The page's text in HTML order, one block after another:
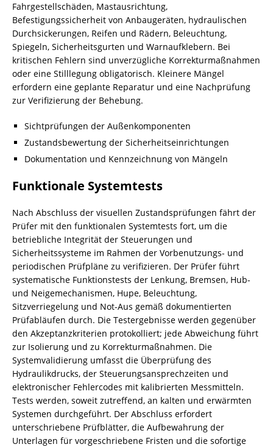
Fahrgestellschäden, Mastausrichtung,
Befestigungssicherheit von Anbaugeräten, hydraulischen
Durchsickerungen, Reifen und Rädern, Beleuchtung,
Spiegeln, Sicherheitsgurten und Warnaufklebern. Bei
kritischen Fehlern sind unverzügliche Korrekturmaßnahmen
oder eine Stilllegung obligatorisch. Kleinere Mängel
erfordern eine geplante Reparatur und eine Nachprüfung
zur Verifizierung der Behebung.
Sichtprüfungen der Außenkomponenten
Zustandsbewertung der Sicherheitseinrichtungen
Dokumentation und Kennzeichnung von Mängeln
Funktionale Systemtests
Nach Abschluss der visuellen Zustandsprüfungen fährt der
Prüfer mit den funktionalen Systemtests fort, um die
betriebliche Integrität der Steuerungen und
Sicherheitssysteme im Rahmen der Vorbenutzungs- und
periodischen Prüfpläne zu verifizieren. Der Prüfer führt
systematische Funktionstests der Lenkung, Bremsen, Hub-
und Neigemechanismen, Hupe, Beleuchtung,
Sitzverriegelung und Not-Aus gemäß dokumentierten
Prüfabläufen durch. Die Testergebnisse werden gegenüber
den Akzeptanzkriterien protokolliert; jede Abweichung führt
zur Isolierung und zu Korrekturmaßnahmen. Die
Systemvalidierung umfasst die Überprüfung des
Hydraulikdrucks, der Steuerungsansprechzeiten und
elektronischer Fehlercodes mit kalibrierten Messmitteln.
Tests werden, soweit zutreffend, an kalten und erwärmten
Systemen durchgeführt. Der Abschluss erfordert
unterschriebene Prüfblätter, die Aufbewahrung der
Unterlagen für vorgeschriebene Fristen und die sofortige